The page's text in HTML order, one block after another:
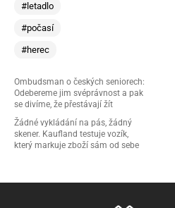
#letadlo
#počasí
#herec
Ombudsman o českých seniorech:
Odebereme jim svéprávnost a pak
se divíme, že přestávají žít
Žádné vykládání na pás, žádný
skener. Kaufland testuje vozík,
který markuje zboží sám od sebe